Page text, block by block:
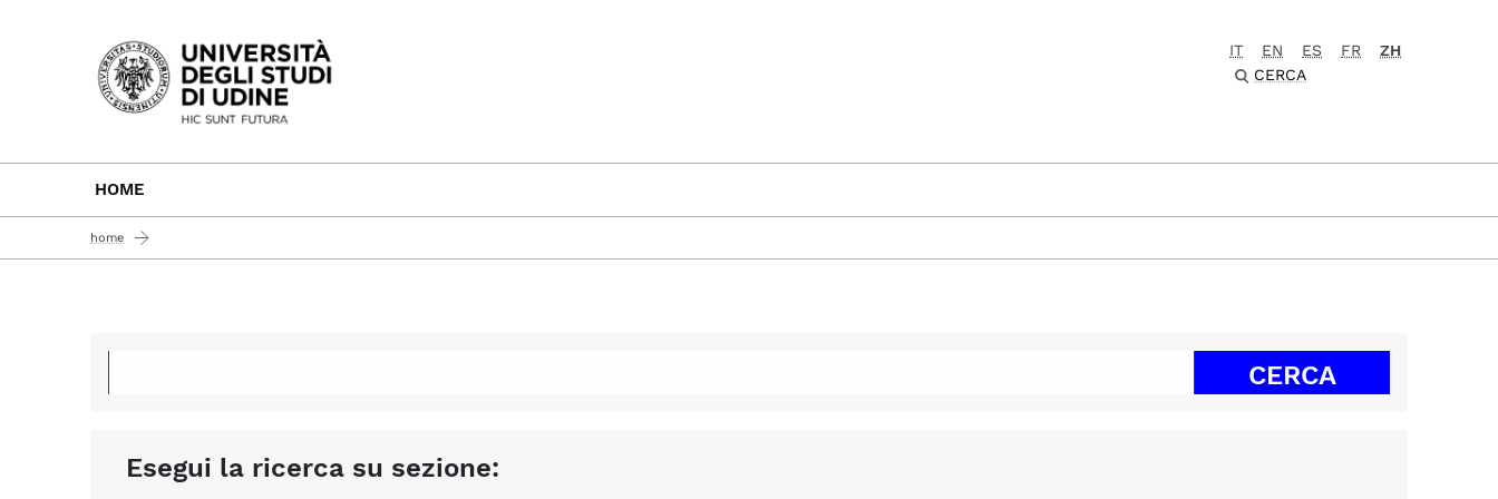
Passa al contenuto principale
IT EN ES FR
ZH
CERCA
HOME
home
Esegui la ricerca su sezione: